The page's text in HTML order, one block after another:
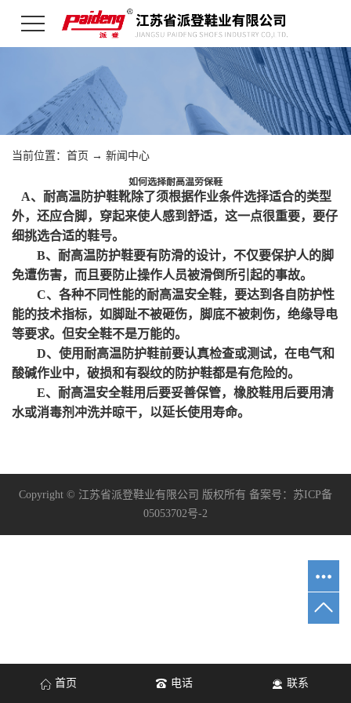
当前位置： 首页 → 新闻中心
如何选择耐高温劳保鞋
A、耐高温防护鞋靴除了须根据作业条件选择适合的类型
外，还应合脚，穿起来使人感到舒适，这一点很重要，要仔
细挑选合适的鞋号。
B、耐高温防护鞋要有防滑的设计，不仅要保护人的脚
免遭伤害，而且要防止操作人员被滑倒所引起的事故。
C、各种不同性能的耐高温安全鞋，要达到各自防护性
能的技术指标，如脚趾不被砸伤，脚底不被刺伤，绝缘导电
等要求。但安全鞋不是万能的。
D、使用耐高温防护鞋前要认真检查或测试，在电气和
酸碱作业中，破损和有裂纹的防护鞋都是有危险的。
E、耐高温安全鞋用后要妥善保管，橡胶鞋用后要用清
水或消毒剂冲洗并晾干，以延长使用寿命。
Copyright © 江苏省派登鞋业有限公司 版权所有 备案号： 苏ICP备
05053702号-2
首页 电话 联系